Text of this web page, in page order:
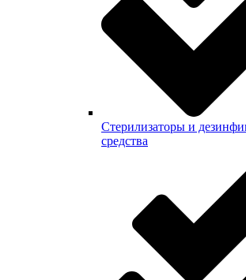
Стерилизаторы и
средства